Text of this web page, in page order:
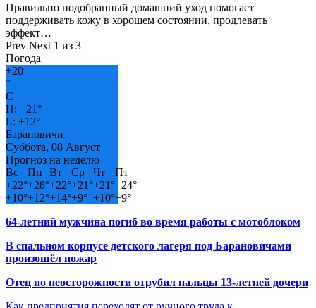
Правильно подобранный домашний уход помогает
поддерживать кожу в хорошем состоянии, продлевать
эффект…
Prev Next 1 из 3
Погода
+20
°
C
H: +21°
L: +12°
Барановичи
Суббота, 08 Август
Прогноз на неделю
Вс
Пн Вт Ср Чт
Пт
+22°+28°+22°+21°+21°+24°
+10°+12°+14°+9° +10°+9°
64-летний мужчина погиб во время работы с мотоблоком
В спальном корпусе детского лагеря под Барановичами
произошёл пожар
Отец по неосторожности отрубил пальцы 13-летней дочери